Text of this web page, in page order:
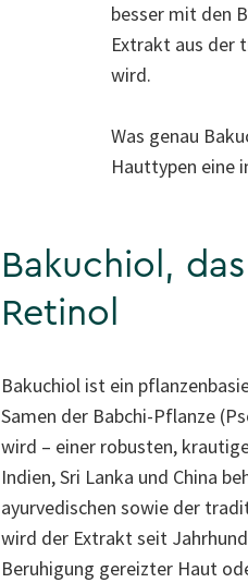
besser mit den
Extrakt aus der
wird.
Was genau
Hauttypen eine
Bakuchiol,
Retinol
Bakuchiol ist ein
Samen der Babchi-Pflanze
wird – einer robusten,
Indien, Sri Lanka und China
ayurvedischen sowie der
wird der Extrakt seit
Beruhigung gereizter Haut